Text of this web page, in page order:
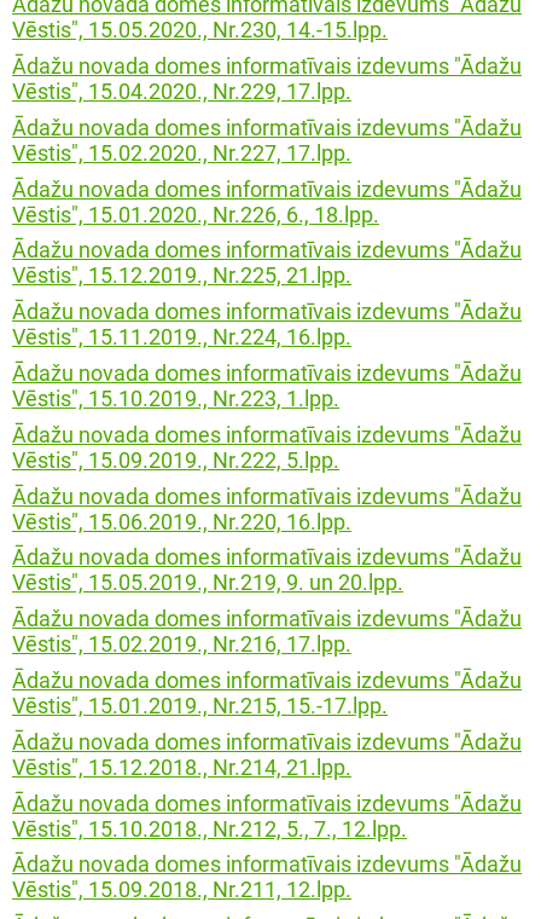
Ādažu novada domes informatīvais izdevums "Ādažu
Vēstis", 15.05.2020., Nr.230, 14.-15.lpp.
Ādažu novada domes informatīvais izdevums "Ādažu
Vēstis", 15.04.2020., Nr.229, 17.lpp.
Ādažu novada domes informatīvais izdevums "Ādažu
Vēstis", 15.02.2020., Nr.227, 17.lpp.
Ādažu novada domes informatīvais izdevums "Ādažu
Vēstis", 15.01.2020., Nr.226, 6., 18.lpp.
Ādažu novada domes informatīvais izdevums "Ādažu
Vēstis", 15.12.2019., Nr.225, 21.lpp.
Ādažu novada domes informatīvais izdevums "Ādažu
Vēstis", 15.11.2019., Nr.224, 16.lpp.
Ādažu novada domes informatīvais izdevums "Ādažu
Vēstis", 15.10.2019., Nr.223, 1.lpp.
Ādažu novada domes informatīvais izdevums "Ādažu
Vēstis", 15.09.2019., Nr.222, 5.lpp.
Ādažu novada domes informatīvais izdevums "Ādažu
Vēstis", 15.06.2019., Nr.220, 16.lpp.
Ādažu novada domes informatīvais izdevums "Ādažu
Vēstis", 15.05.2019., Nr.219, 9. un 20.lpp.
Ādažu novada domes informatīvais izdevums "Ādažu
Vēstis", 15.02.2019., Nr.216, 17.lpp.
Ādažu novada domes informatīvais izdevums "Ādažu
Vēstis", 15.01.2019., Nr.215, 15.-17.lpp.
Ādažu novada domes informatīvais izdevums "Ādažu
Vēstis", 15.12.2018., Nr.214, 21.lpp.
Ādažu novada domes informatīvais izdevums "Ādažu
Vēstis", 15.10.2018., Nr.212, 5., 7., 12.lpp.
Ādažu novada domes informatīvais izdevums "Ādažu
Vēstis", 15.09.2018., Nr.211, 12.lpp.